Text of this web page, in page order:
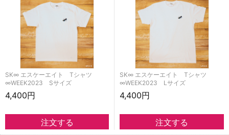
SK∞ エスケーエイト Tシャツ
∞WEEK2023 Sサイズ
4,400円
SK∞ エスケーエイト Tシャツ
∞WEEK2023 Lサイズ
4,400円